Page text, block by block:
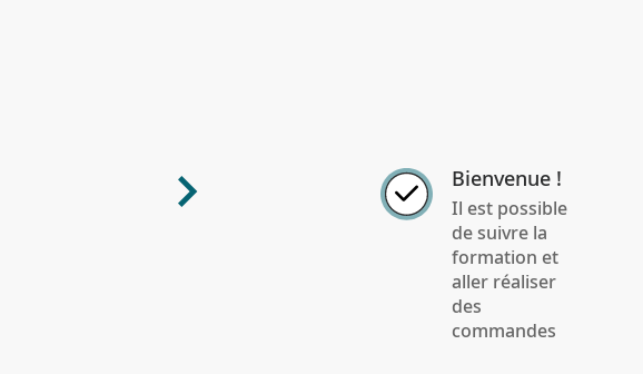
Bienvenue !
Il est possible
de suivre la
formation et
aller réaliser
des
commandes